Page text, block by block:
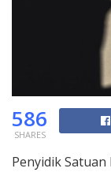
586
SHARES
Penyidik